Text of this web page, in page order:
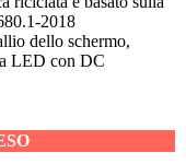
2018
dello schermo,
LED con DC